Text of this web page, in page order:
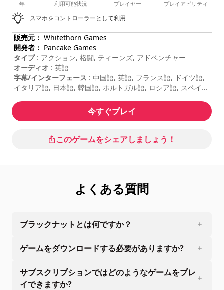
年 利用可能状況 プレイヤー プレイアビリティ
スマホをコントローラーとして利用
販売元： Whitethorn Games
開発者： Pancake Games
タイプ: アクション, 格闘, ティーンズ, アドベンチャー
オーディオ : 英語
字幕/インターフェース : 中国語, 英語, フランス語, ドイツ語,
イタリア語, 日本語, 韓国語, ポルトガル語, ロシア語, スペイン
セッションの長さ
: 10 - 30 分
合計期間
レーティング : Try Hard Guides : 10/10
今すぐプレイ
このゲームをシェアしましょう！
よくある質問
ブラックナットとは何ですか？
ゲームをダウンロードする必要がありますか?
サブスクリプションではどのようなゲームをプレ
イできますか?